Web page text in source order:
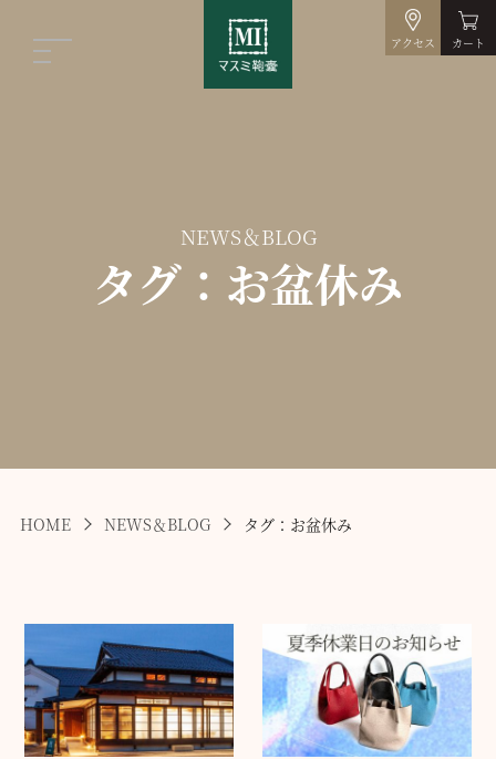
アクセス カート
NEWS＆BLOG
タグ：お盆休み
HOME NEWS＆BLOG タグ：お盆休み